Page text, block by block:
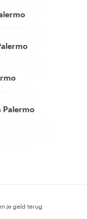
Palermo
je geld terug